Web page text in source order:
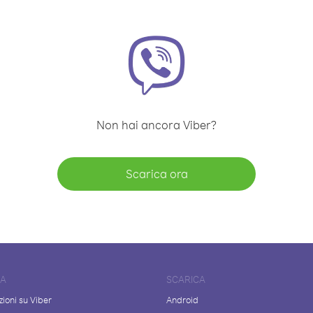
Non hai ancora Viber?
Scarica ora
su Viber
SCARICA
Android